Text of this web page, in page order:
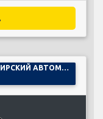
7-МЕСТНЫЙ ПАССАЖИРСКИЙ АВТОМОБИЛЬ